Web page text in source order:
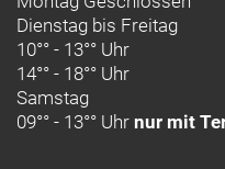
ruppigem Terrain sorgt.
Geschlecht: Uni
Rahmen: Alpha
Integrated Battery (RIB
Dienstag bis Freitag
10°° - 13°° Uhr
14°° - 18°° Uhr
Samstag
09°° - 13°° Uhr nur mit